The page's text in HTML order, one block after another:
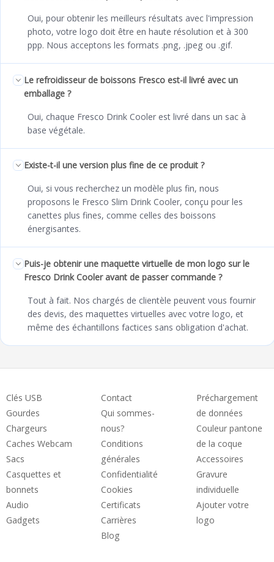
Oui, pour obtenir les meilleurs résultats avec l'impression
photo, votre logo doit être en haute résolution et à 300
ppp. Nous acceptons les formats .png, .jpeg ou .gif.
Le refroidisseur de boissons Fresco est-il livré avec un
emballage ?
Oui, chaque Fresco Drink Cooler est livré dans un sac à
base végétale.
Existe-t-il une version plus fine de ce produit ?
Oui, si vous recherchez un modèle plus fin, nous
proposons le Fresco Slim Drink Cooler, conçu pour les
canettes plus fines, comme celles des boissons
énergisantes.
Puis-je obtenir une maquette virtuelle de mon logo sur le
Fresco Drink Cooler avant de passer commande ?
Tout à fait. Nos chargés de clientèle peuvent vous fournir
des devis, des maquettes virtuelles avec votre logo, et
même des échantillons factices sans obligation d'achat.
Clés USB
Gourdes
Chargeurs
Caches Webcam
Sacs
Casquettes et
bonnets
Audio
Gadgets
Contact
Qui sommes-
nous?
Conditions
générales
Confidentialité
Cookies
Certificats
Carrières
Blog
Préchargement
de données
Couleur pantone
de la coque
Accessoires
Gravure
individuelle
Ajouter votre
logo